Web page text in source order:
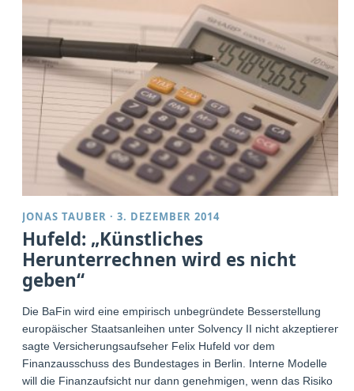
JONAS TAUBER ·3. DEZEMBER 2014
Hufeld: „Künstliches
Herunterrechnen wird es nicht
geben“
Die BaFin wird eine empirisch unbegründete Besserstellung
europäischer Staatsanleihen unter Solvency II nicht akzeptieren,
sagte Versicherungsaufseher Felix Hufeld vor dem
Finanzausschuss des Bundestages in Berlin. Interne Modelle
will die Finanzaufsicht nur dann genehmigen, wenn das Risiko